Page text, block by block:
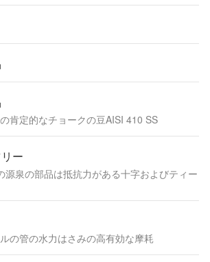
肯定的なチョークの豆AISI 410 SS
ー
源泉の部品は抵抗力がある十字およびティー
の管の水力はさみの高有効な摩耗